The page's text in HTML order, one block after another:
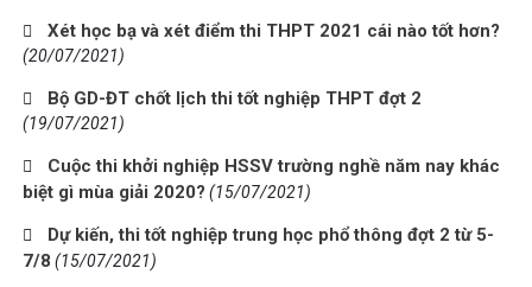
Xét học bạ và xét điểm thi THPT 2021 cái nào tốt hơn?
(20/07/2021)
Bộ GD-ĐT chốt lịch thi tốt nghiệp THPT đợt 2
(19/07/2021)
Cuộc thi khởi nghiệp HSSV trường nghề năm nay khác
biệt gì mùa giải 2020? (15/07/2021)
Dự kiến, thi tốt nghiệp trung học phổ thông đợt 2 từ 5-
7/8 (15/07/2021)